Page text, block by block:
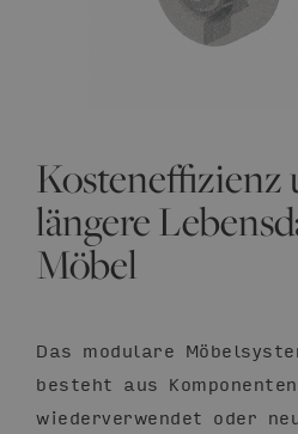
Kosteneffizienz
längere
Möbel
Das modulare
besteht aus
wiederverwendet oder